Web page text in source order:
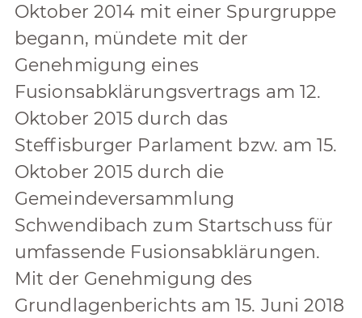
Oktober 2014 mit einer Spurgruppe
begann, mündete mit der
Genehmigung eines
Fusionsabklärungsvertrags am 12.
Oktober 2015 durch das
Steffisburger Parlament bzw. am 15.
Oktober 2015 durch die
Gemeindeversammlung
Schwendibach zum Startschuss für
umfassende Fusionsabklärungen.
Mit der Genehmigung des
Grundlagenberichts am 15. Juni 2018